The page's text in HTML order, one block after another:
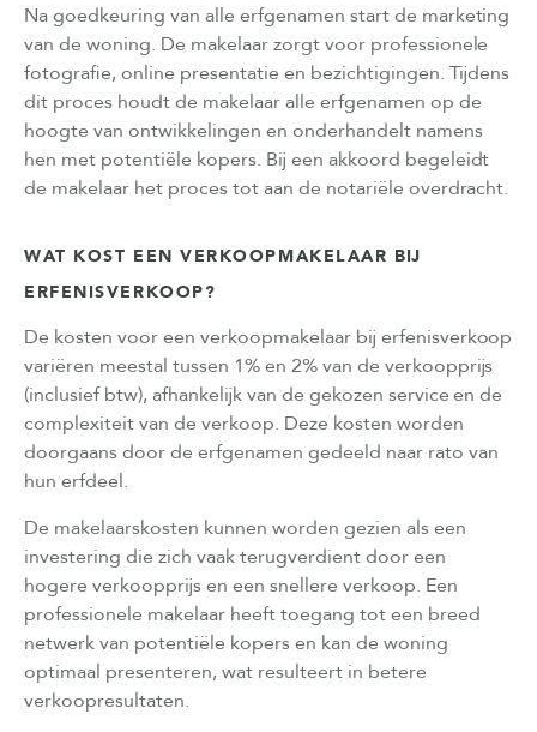
Na goedkeuring van alle erfgenamen start de marketing
van de woning. De makelaar zorgt voor professionele
fotografie, online presentatie en bezichtigingen. Tijdens
dit proces houdt de makelaar alle erfgenamen op de
hoogte van ontwikkelingen en onderhandelt namens
hen met potentiële kopers. Bij een akkoord begeleidt
de makelaar het proces tot aan de notariële overdracht.
WAT KOST EEN VERKOOPMAKELAAR BIJ
ERFENISVERKOOP?
De kosten voor een verkoopmakelaar bij erfenisverkoop
variëren meestal tussen 1% en 2% van de verkoopprijs
(inclusief btw), afhankelijk van de gekozen service en de
complexiteit van de verkoop. Deze kosten worden
doorgaans door de erfgenamen gedeeld naar rato van
hun erfdeel.
De makelaarskosten kunnen worden gezien als een
investering die zich vaak terugverdient door een
hogere verkoopprijs en een snellere verkoop. Een
professionele makelaar heeft toegang tot een breed
netwerk van potentiële kopers en kan de woning
optimaal presenteren, wat resulteert in betere
verkoopresultaten.